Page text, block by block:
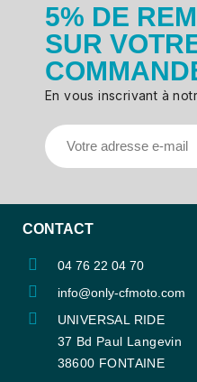
5% DE
SUR
En vous inscrivant à
CONTACT
04 76 22 04 70
info@only-cfmoto.com
UNIVERSAL RIDE
37 Bd Paul Langevin
38600 FONTAINE